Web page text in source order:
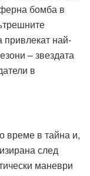
бомба в
привлекат най-
– звездата
в
време в тайна и,
след
маневри